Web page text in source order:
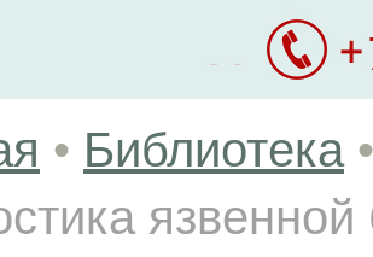
• Библиотека •